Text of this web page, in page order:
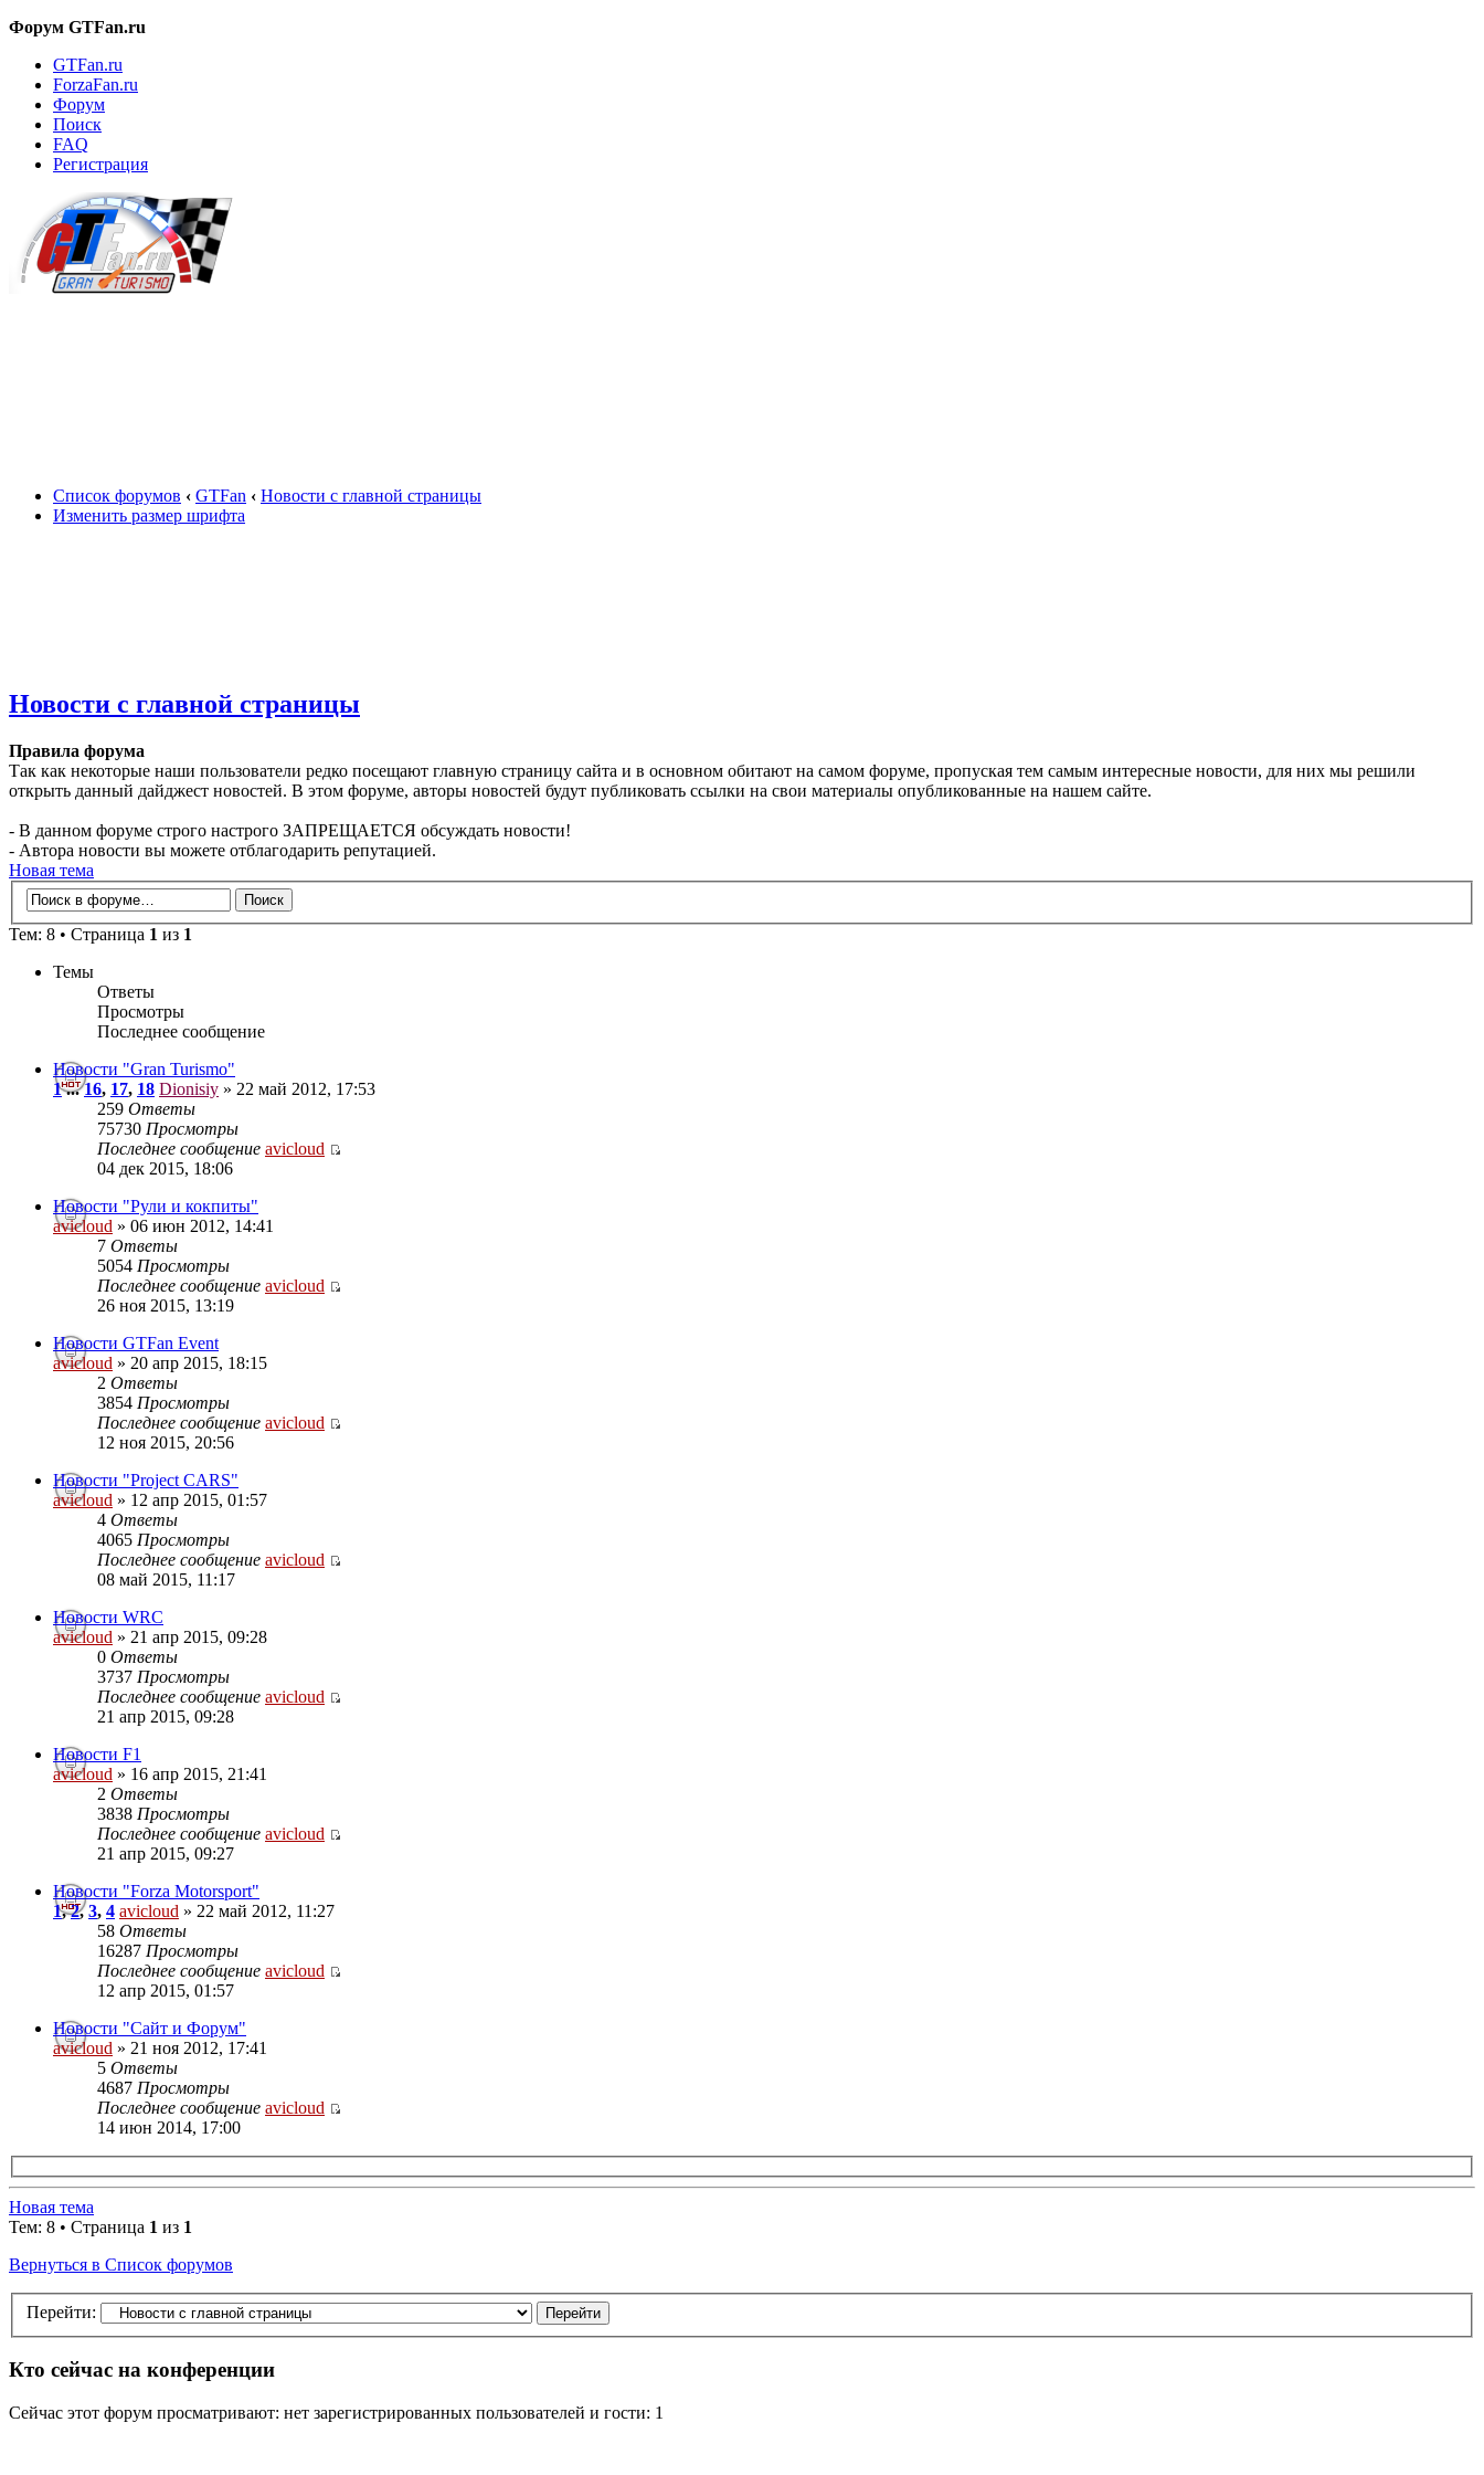
Форум GTFan.ru
GTFan.ru
ForzaFan.ru
Форум
Поиск
FAQ
Регистрация
Список форумов ‹ GTFan ‹ Новости с главной страницы
Изменить размер шрифта
Новости с главной страницы
Правила форума
Так как некоторые наши пользователи редко посещают главную страницу сайта и в основном обитают на самом форуме, пропуская тем самым интересные новости, для них мы решили
открыть данный дайджест новостей. В этом форуме, авторы новостей будут публиковать ссылки на свои материалы опубликованные на нашем сайте.
- В данном форуме строго настрого ЗАПРЕЩАЕТСЯ обсуждать новости!
- Автора новости вы можете отблагодарить репутацией.
Новая тема
Тем: 8 • Страница 1 из 1
Темы
Ответы
Просмотры
Последнее сообщение
Новости "Gran Turismo"
1...16, 17, 18 Dionisiy » 22 май 2012, 17:53
259 Ответы
75730 Просмотры
Последнее сообщение avicloud
04 дек 2015, 18:06
Новости "Рули и кокпиты"
avicloud » 06 июн 2012, 14:41
7 Ответы
5054 Просмотры
Последнее сообщение avicloud
26 ноя 2015, 13:19
Новости GTFan Event
avicloud » 20 апр 2015, 18:15
2 Ответы
3854 Просмотры
Последнее сообщение avicloud
12 ноя 2015, 20:56
Новости "Project CARS"
avicloud » 12 апр 2015, 01:57
4 Ответы
4065 Просмотры
Последнее сообщение avicloud
08 май 2015, 11:17
Новости WRC
avicloud » 21 апр 2015, 09:28
0 Ответы
3737 Просмотры
Последнее сообщение avicloud
21 апр 2015, 09:28
Новости F1
avicloud » 16 апр 2015, 21:41
2 Ответы
3838 Просмотры
Последнее сообщение avicloud
21 апр 2015, 09:27
Новости "Forza Motorsport"
1,2,3, 4 avicloud » 22 май 2012, 11:27
58 Ответы
16287 Просмотры
Последнее сообщение avicloud
12 апр 2015, 01:57
Новости "Сайт и Форум"
avicloud » 21 ноя 2012, 17:41
5 Ответы
4687 Просмотры
Последнее сообщение avicloud
14 июн 2014, 17:00
Новая тема
Тем: 8 • Страница 1 из 1
Вернуться в Список форумов
Перейти:
Кто сейчас на конференции
Сейчас этот форум просматривают: нет зарегистрированных пользователей и гости: 1